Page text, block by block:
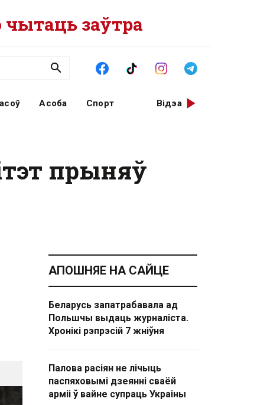
заўтра
Асоба Спорт Відэа
прыняў
АПОШНЯЕ НА САЙЦЕ
Беларусь запатрабавала ад
Польшчы выдаць журналіста.
Хронікі рэпрэсій 7 жніўня
Палова расіян не лічыць
паспяховымі дзеянні сваёй
арміі ў вайне супраць Украіны